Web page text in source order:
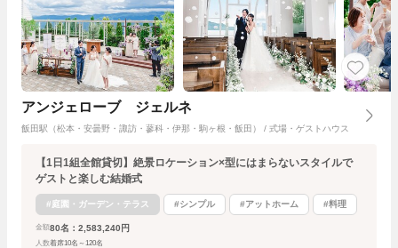
アンジェローブ ジェルネ
飯田駅（松本・安曇野・諏訪・蓼科・伊那・駒ヶ根・飯田） / 式場・ゲストハウス
【1日1組全館貸切】絶景ロケーション×型にはまらないスタイルで
ゲストと楽しむ結婚式
#庭園・ガーデン・テラス #シンプル #アットホーム #料理
金額 80名：2,583,240円
人数着席10名～120名